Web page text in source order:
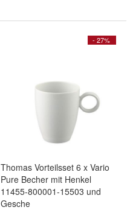
- 27%
Thomas Vorteilsset 6 x Vario
Pure Becher mit Henkel
11455-800001-15503 und
Gesche